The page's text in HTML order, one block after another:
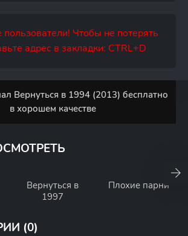
Чтобы не потерять
адрес в закладки: CTRL+D
Вернуться в 1994 (2013) бесплатно
в хорошем качестве
Вернуться в
1997
Плохие парни
(0)